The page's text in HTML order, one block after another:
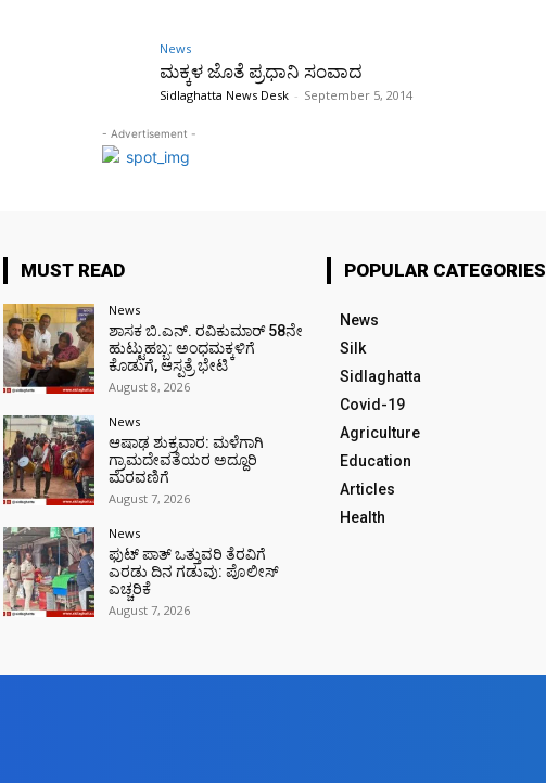
News
ಮಕ್ಕಳ ಜೊತೆ ಪ್ರಧಾನಿ ಸಂವಾದ
Sidlaghatta News Desk - September 5, 2014
- Advertisement -
MUST READ
News
ಶಾಸಕ ಬಿ.ಎನ್. ರವಿಕುಮಾರ್ 58ನೇ
ಹುಟ್ಟುಹಬ್ಬ: ಅಂಧಮಕ್ಕಳಿಗೆ
ಕೊಡುಗೆ, ಆಸ್ಪತ್ರೆ ಭೇಟಿ
August 8, 2026
News
ಆಷಾಢ ಶುಕ್ರವಾರ: ಮಳೆಗಾಗಿ
ಗ್ರಾಮದೇವತೆಯರ ಅದ್ದೂರಿ
ಮೆರವಣಿಗೆ
August 7, 2026
News
ಫುಟ್‌ ಪಾತ್ ಒತ್ತುವರಿ ತೆರವಿಗೆ
ಎರಡು ದಿನ ಗಡುವು: ಪೊಲೀಸ್
ಎಚ್ಚರಿಕೆ
August 7, 2026
POPULAR CATEGORIES
News
Silk
Sidlaghatta
Covid-19
Agriculture
Education
Articles
Health